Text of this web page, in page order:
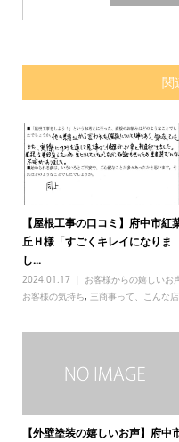
関
【屋根工事の口コミ】府中市紅
丘Ｈ様「すごくキレイになりま
し...
2024.01.17 お客様からの嬉しいお
お客様の気持ち, 三商事って、こんな店
【外壁塗装の嬉しいお声】府中